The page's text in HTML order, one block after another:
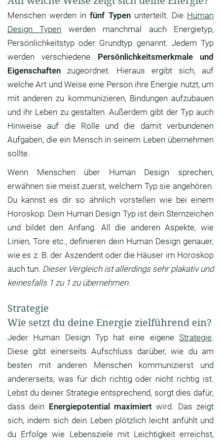
Menschen werden infünf Typenunterteilt. Die Human
Design Typen werden manchmal auch Energietyp,
Persönlichkeitstyp oder Grundtyp genannt. Jedem Typ
werden verschiedene Persönlichkeitsmerkmale und
Eigenschaften zugeordnet. Hieraus ergibt sich, auf
welche Art und Weise eine Person ihre Energie nutzt, um
mit anderen zu kommunizieren, Bindungen aufzubauen
und ihr Leben zu gestalten. Außerdem gibt der Typ auch
Hinweise auf die Rolle und die damit verbundenen
Aufgaben, die ein Mensch in seinem Leben übernehmen
sollte.
Wenn Menschen über Human Design sprechen,
erwähnen sie meist zuerst, welchem Typ sie angehören.
Du kannst es dir so ähnlich vorstellen wie bei einem
Horoskop. Dein Human Design Typ ist dein Sternzeichen
und bildet den Anfang. All die anderen Aspekte, wie
Linien, Tore etc., definieren dein Human Design genauer,
wie es z. B. der Aszendent oder die Häuser im Horoskop
auch tun. Dieser Vergleich ist allerdings sehr plakativ und
keinesfalls 1 zu 1 zu übernehmen.
Strategie
Wie setzt du deine Energie zielführend ein?
Jeder Human Design Typ hat eine eigene Strategie.
Diese gibt einerseits Aufschluss darüber, wie du am
besten mit anderen Menschen kommunizierst und
andererseits, was für dich richtig oder nicht richtig ist.
Lebst du deiner Strategie entsprechend, sorgt dies dafür,
dass dein Energiepotential maximiert wird. Das zeigt
sich, indem sich dein Leben plötzlich leicht anfühlt und
du Erfolge wie Lebensziele mit Leichtigkeit erreichst,